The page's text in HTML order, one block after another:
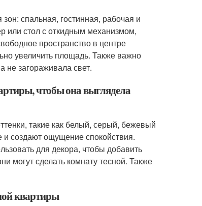
спальная, гостинная, рабочая и
или стол с откидным механизмом,
пространство в центре
увеличить площадь. Также важно
не загораживала свет.
чтобы она выглядела
такие как белый, серый, бежевый
и создают ощущение спокойствия.
для декора, чтобы добавить
могут сделать комнату тесной. Также
квартиры